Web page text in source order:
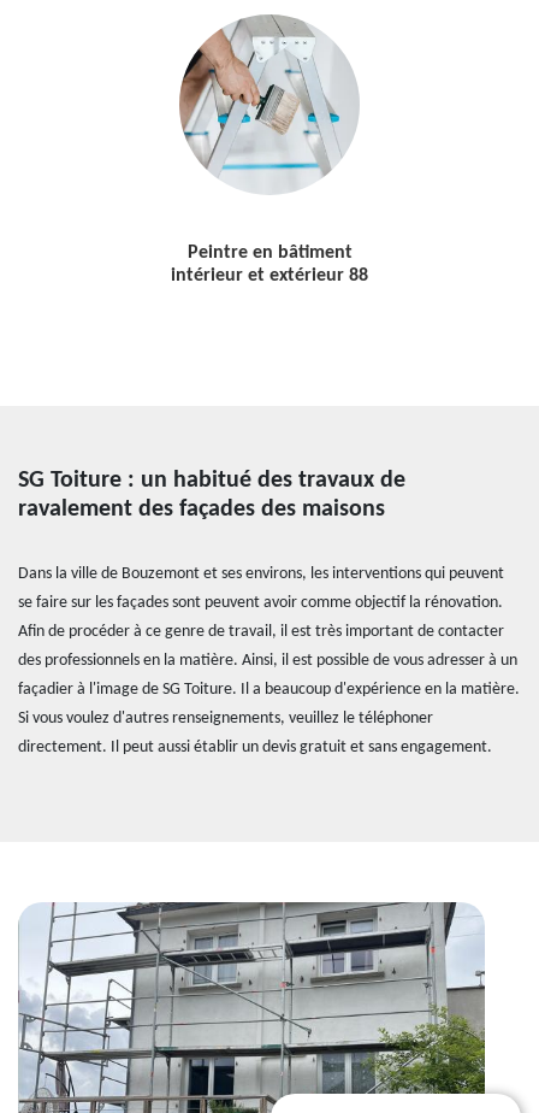
Peintre en bâtiment
intérieur et extérieur 88
SG Toiture : un habitué des travaux de
ravalement des façades des maisons
Dans la ville de Bouzemont et ses environs, les interventions qui peuvent
se faire sur les façades sont peuvent avoir comme objectif la rénovation.
Afin de procéder à ce genre de travail, il est très important de contacter
des professionnels en la matière. Ainsi, il est possible de vous adresser à un
façadier à l'image de SG Toiture. Il a beaucoup d'expérience en la matière.
Si vous voulez d'autres renseignements, veuillez le téléphoner
directement. Il peut aussi établir un devis gratuit et sans engagement.